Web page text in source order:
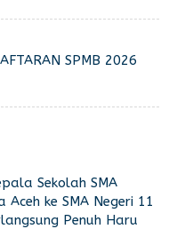
SPMB 2026
Sekolah SMA
Aceh ke SMA Negeri 11
Penuh Haru